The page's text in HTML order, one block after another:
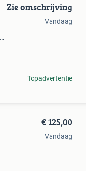
Zie omschrijving
Vandaag
Topadvertentie
€ 125,00
Vandaag